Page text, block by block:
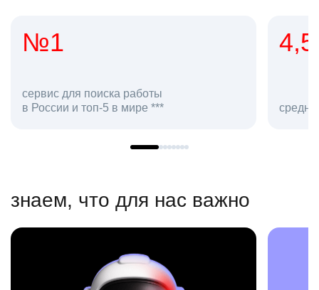
работы
мире ***
средняя оценка hh.ru как
знаем, что для нас важно